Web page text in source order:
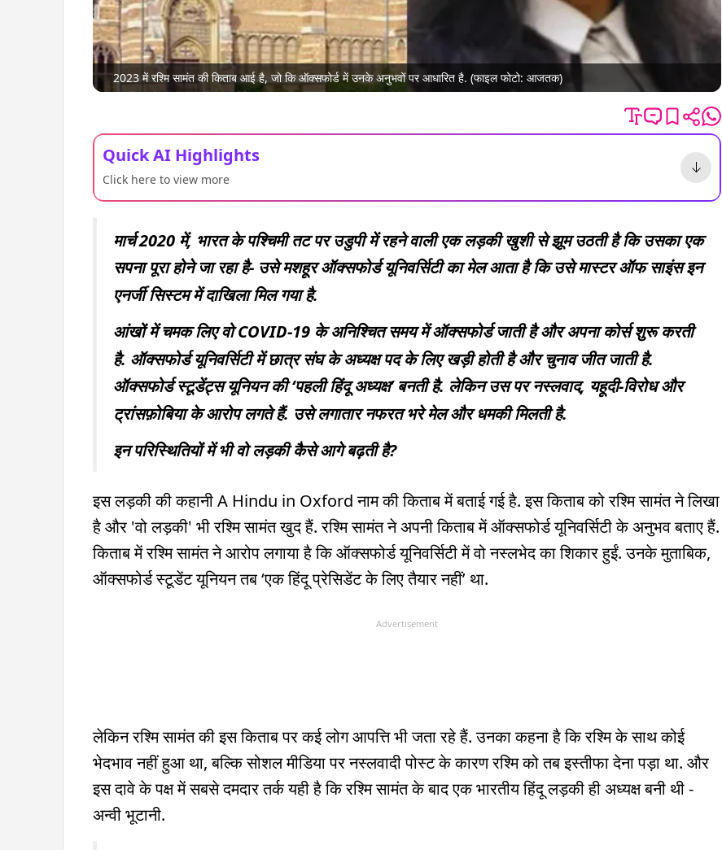
2023 में रश्मि सामंत की किताब आई है, जो कि ऑक्सफोर्ड में उनके अनुभवों पर आधारित है. (फाइल फोटो: आजतक)
Quick AI Highlights
Click here to view more
मार्च 2020 में, भारत के पश्चिमी तट पर उडुपी में रहने वाली एक लड़की खुशी से झूम उठती है कि उसका एक
सपना पूरा होने जा रहा है- उसे मशहूर ऑक्सफोर्ड यूनिवर्सिटी का मेल आता है कि उसे मास्टर ऑफ साइंस इन
एनर्जी सिस्टम में दाखिला मिल गया है.
आंखों में चमक लिए वो COVID-19 के अनिश्चित समय में ऑक्सफोर्ड जाती है और अपना कोर्स शुरू करती
है. ऑक्सफोर्ड यूनिवर्सिटी में छात्र संघ के अध्यक्ष पद के लिए खड़ी होती है और चुनाव जीत जाती है.
ऑक्सफोर्ड स्टूडेंट्स यूनियन की ‘पहली हिंदू अध्यक्ष’ बनती है. लेकिन उस पर नस्लवाद, यहूदी-विरोध और
ट्रांसफ़ोबिया के आरोप लगते हैं. उसे लगातार नफरत भरे मेल और धमकी मिलती है.
इन परिस्थितियों में भी वो लड़की कैसे आगे बढ़ती है?
इस लड़की की कहानी A Hindu in Oxford नाम की किताब में बताई गई है. इस किताब को रश्मि सामंत ने लिखा
है और 'वो लड़की' भी रश्मि सामंत खुद हैं. रश्मि सामंत ने अपनी किताब में ऑक्सफोर्ड यूनिवर्सिटी के अनुभव बताए हैं.
किताब में रश्मि सामंत ने आरोप लगाया है कि ऑक्सफोर्ड यूनिवर्सिटी में वो नस्लभेद का शिकार हुईं. उनके मुताबिक,
ऑक्सफोर्ड स्टूडेंट यूनियन तब ‘एक हिंदू प्रेसिडेंट के लिए तैयार नहीं’ था.
Advertisement
लेकिन रश्मि सामंत की इस किताब पर कई लोग आपत्ति भी जता रहे हैं. उनका कहना है कि रश्मि के साथ कोई
भेदभाव नहीं हुआ था, बल्कि सोशल मीडिया पर नस्लवादी पोस्ट के कारण रश्मि को तब इस्तीफा देना पड़ा था. और
इस दावे के पक्ष में सबसे दमदार तर्क यही है कि रश्मि सामंत के बाद एक भारतीय हिंदू लड़की ही अध्यक्ष बनी थी -
अन्वी भूटानी.